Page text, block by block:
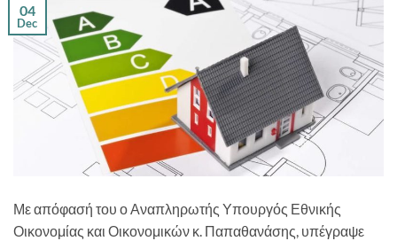
04
Dec
Με απόφασή του ο Αναπληρωτής Υπουργός Εθνικής
Οικονομίας και Οικονομικών κ. Παπαθανάσης, υπέγραψε